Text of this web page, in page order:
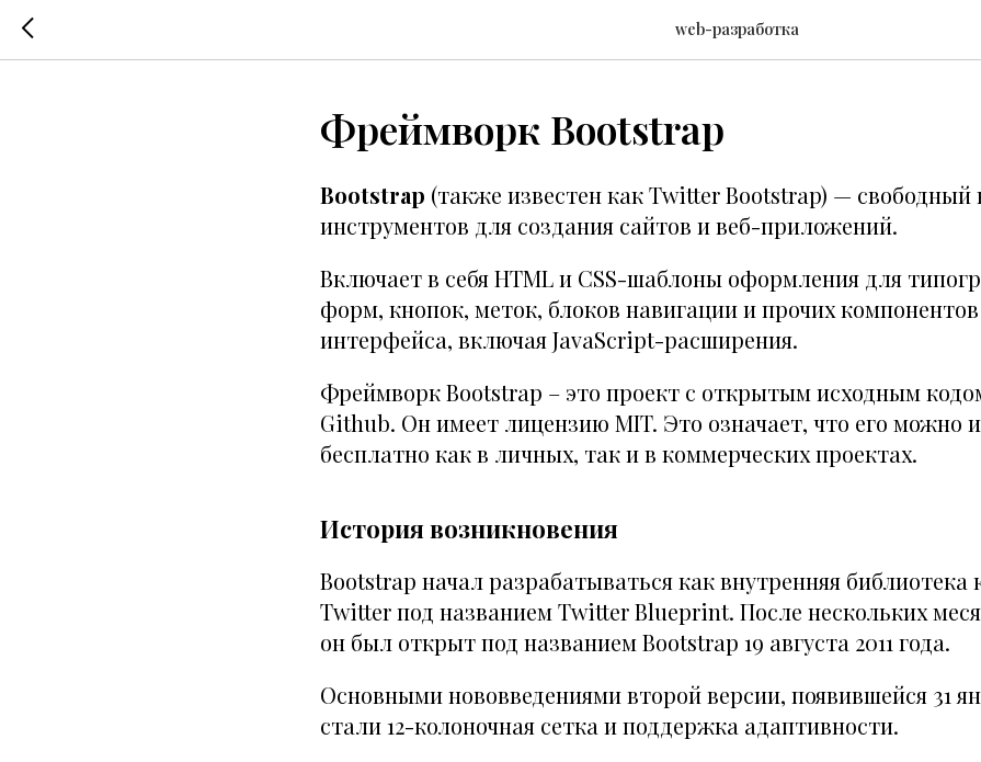
web-разработка
Фреймворк Bootstrap
Bootstrap (также известен как Twitter Bootstrap) — свободный
инструментов для создания сайтов и веб-приложений.
Включает в себя HTML и CSS-шаблоны оформления для
форм, кнопок, меток, блоков навигации и прочих
интерфейса, включая JavaScript-расширения.
Фреймворк Bootstrap – это проект с открытым исходным
Github. Он имеет лицензию MIT. Это означает, что его можно
бесплатно как в личных, так и в коммерческих проектах.
История возникновения
Bootstrap начал разрабатываться как внутренняя библиотека
Twitterпод названием Twitter Blueprint. После нескольких
он был открыт под названием Bootstrap 19 августа 2011 года.
Основными нововведениями второй версии, появившейся 31
стали 12-колоночная сетка и поддержка адаптивности.